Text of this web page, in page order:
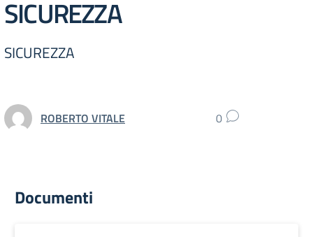
SICUREZZA
SICUREZZA
ROBERTO VITALE 0
Documenti